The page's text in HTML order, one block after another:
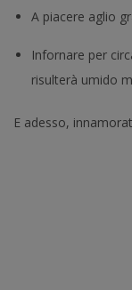
A piacere aglio
Infornare per
risulterà umido
E adesso,